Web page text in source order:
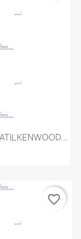
KENWOOD...
favorite_border